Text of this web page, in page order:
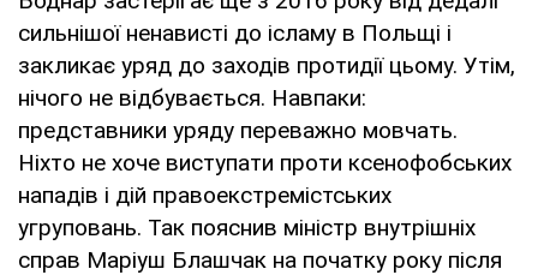
сильнішої ненависті до ісламу в Польщі і
закликає уряд до заходів протидії цьому. Утім,
нічого не відбувається. Навпаки:
представники уряду переважно мовчать.
Ніхто не хоче виступати проти ксенофобських
нападів і дій правоекстремістських
угруповань. Так пояснив міністр внутрішніх
справ Маріуш Блашчак на початку року після